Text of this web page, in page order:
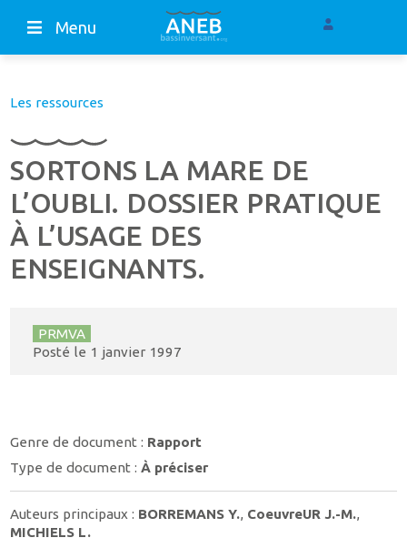
Menu
Les ressources
SORTONS LA MARE DE
L’OUBLI. DOSSIER PRATIQUE
À L’USAGE DES
ENSEIGNANTS.
PRMVA
Posté le 1 janvier 1997
Genre de document : Rapport
Type de document :À préciser
Auteurs principaux : BORREMANS Y., CoeuvreUR J.-M.,
MICHIELS L.